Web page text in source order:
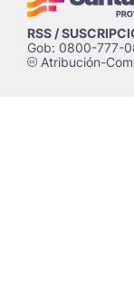
RSS /
Gob: 0800-777-
cAtribución-